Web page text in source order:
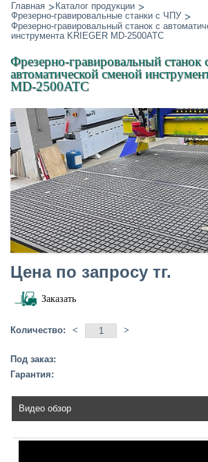
Главная
Каталог продукции
Фрезерно-гравировальные станки с ЧПУ
Фрезерно-гравировальный станок с
инструмента KRIEGER MD-2500ATC
Фрезерно-гравировальный станок
автоматической сменой
MD-2500ATC
Цена по запросу тг.
Заказать
Количество: < >
Под заказ:
Гарантия:
Видео обзор